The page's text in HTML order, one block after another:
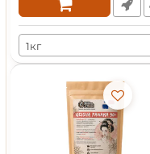
1кг